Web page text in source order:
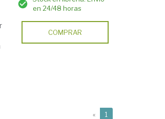
en 24/48 horas
COMPRAR
« 1